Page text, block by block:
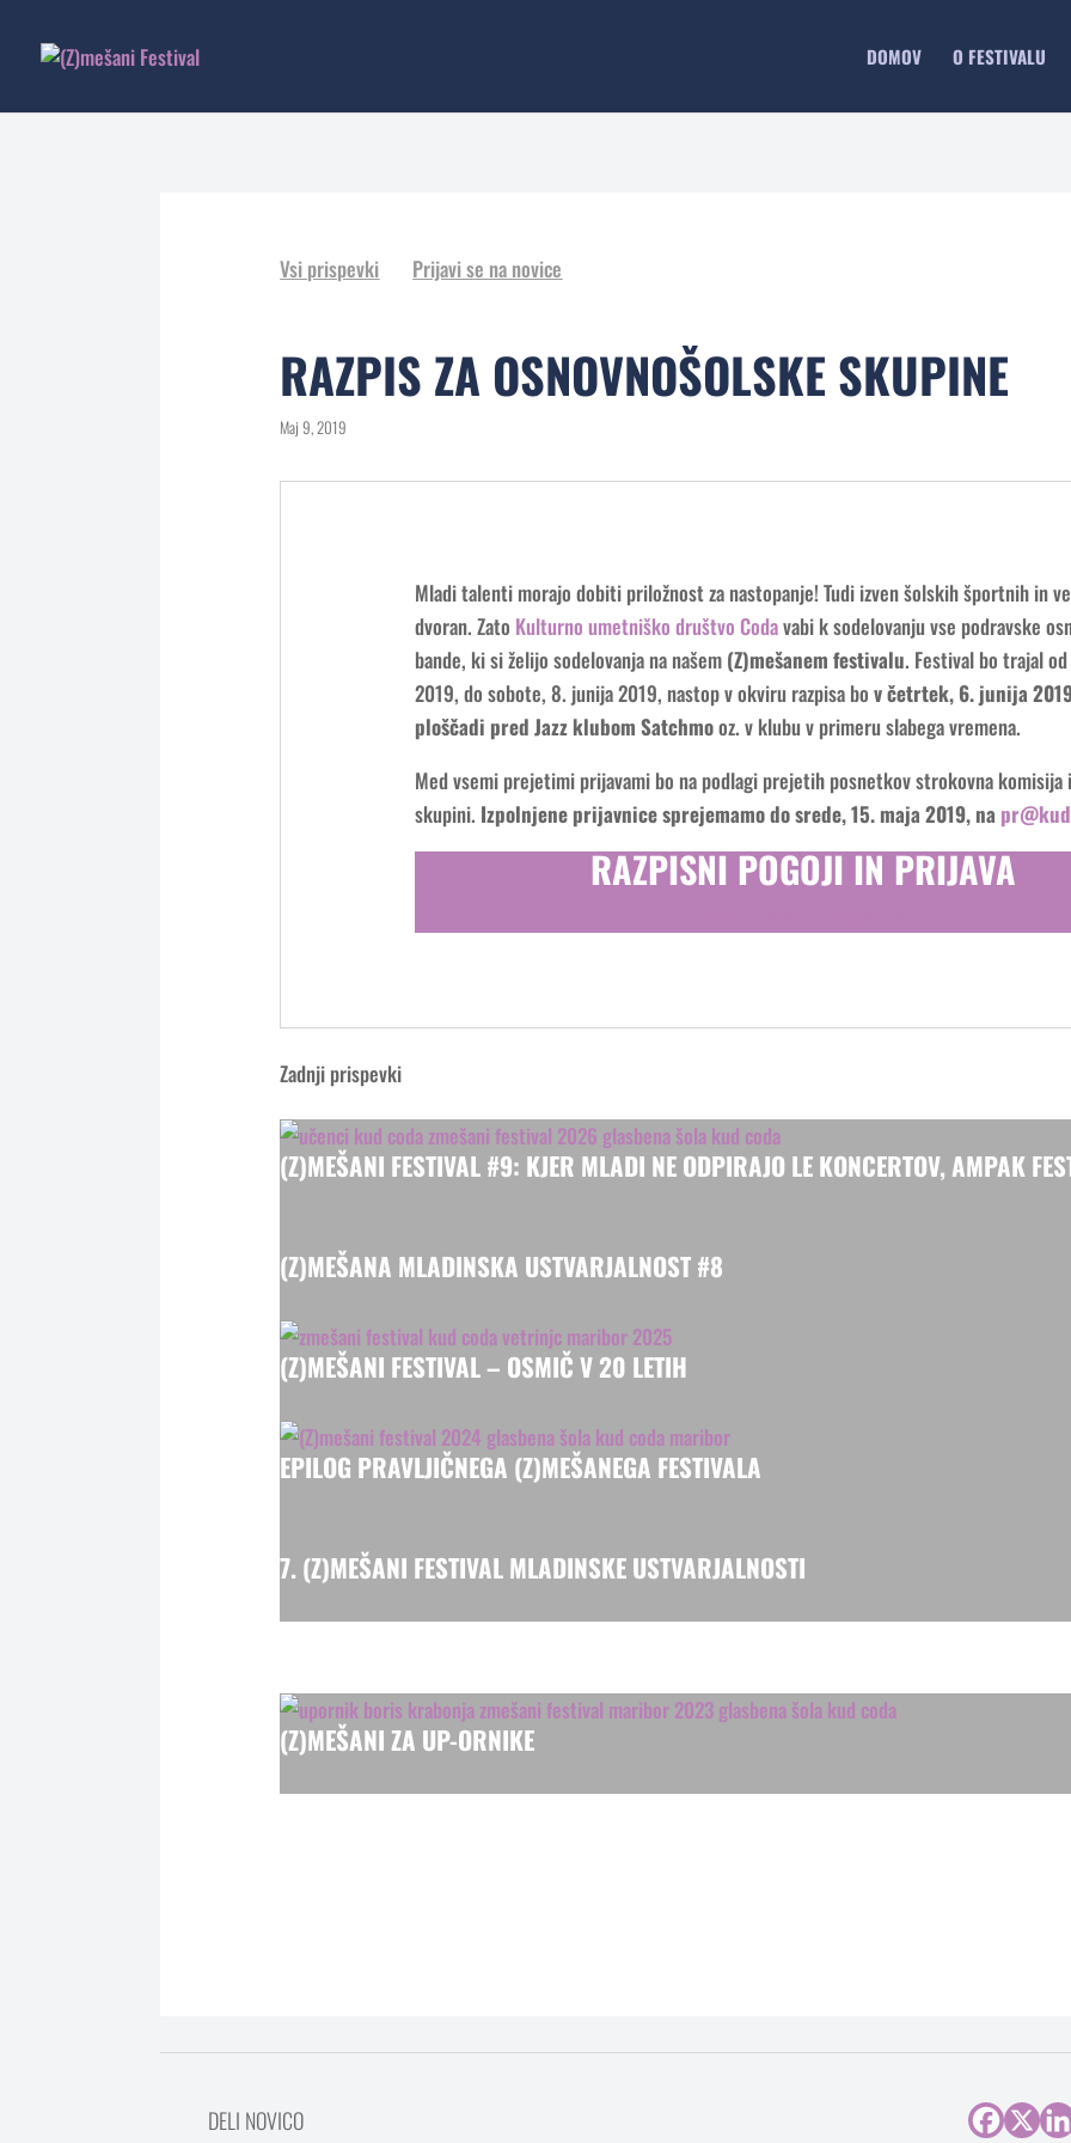
DOMOV O FESTIVALU
Vsi prispevki Prijavi se na novice
RAZPIS ZA OSNOVNOŠOLSKE SKUPINE
Maj 9, 2019
Mladi talenti morajo dobiti priložnost za nastopanje! Tudi izven šolskih športnih in
dvoran. Zato Kulturno umetniško društvo Codavabi k sodelovanju vse podravske
bande, ki si želijo sodelovanja na našem (Z)mešanem festivalu. Festival bo trajal
2019, do sobote, 8. junija 2019, nastop v okviru razpisa bo v četrtek, 6. junija
ploščadi pred Jazz klubom Satchmooz. v klubu v primeru slabega vremena.
Med vsemi prejetimi prijavami bo na podlagi prejetih posnetkov strokovna komisija
skupini. Izpolnjene prijavnice sprejemamo do srede, 15. maja 2019, na
RAZPISNI POGOJI IN PRIJAVA
Zadnji prispevki
(Z)MEŠANI FESTIVAL #9: KJER MLADI NE ODPIRAJO LE KONCERTOV, AMPAK
(Z)MEŠANA MLADINSKA USTVARJALNOST #8
(Z)MEŠANI FESTIVAL – OSMIČ V 20 LETIH
EPILOG PRAVLJIČNEGA (Z)MEŠANEGA FESTIVALA
7. (Z)MEŠANI FESTIVAL MLADINSKE USTVARJALNOSTI
(Z)MEŠANI ZA UP-ORNIKE
DELI NOVICO